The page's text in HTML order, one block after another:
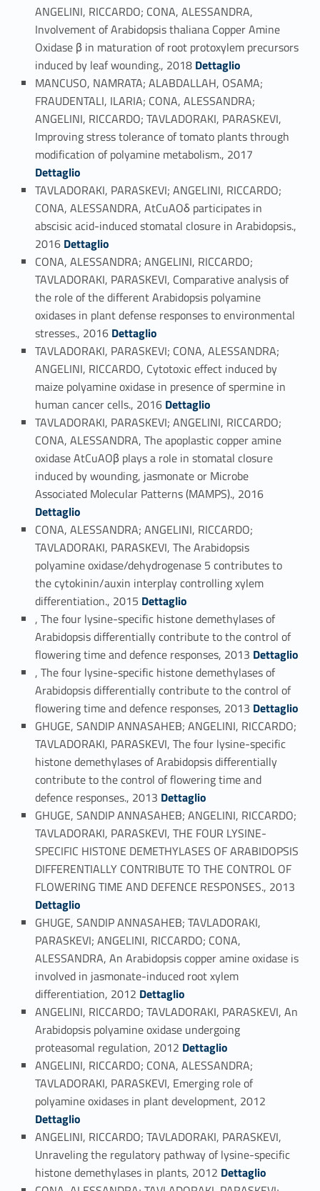
ANGELINI, RICCARDO; CONA, ALESSANDRA,
Involvement of Arabidopsis thaliana Copper Amine
Oxidase β in maturation of root protoxylem precursors
induced by leaf wounding., 2018 Link identifier #identifier_person_170208-86
Dettaglio
MANCUSO, NAMRATA; ALABDALLAH, OSAMA;
FRAUDENTALI, ILARIA; CONA, ALESSANDRA;
ANGELINI, RICCARDO; TAVLADORAKI, PARASKEVI,
Improving stress tolerance of tomato plants through
modification of polyamine metabolism., 2017
Dettaglio
TAVLADORAKI, PARASKEVI; ANGELINI, RICCARDO;
CONA, ALESSANDRA, AtCuAOδ participates in
abscisic acid-induced stomatal closure in Arabidopsis.,
2016 Link identifier #identifier_person_13507-88
Dettaglio
CONA, ALESSANDRA; ANGELINI, RICCARDO;
TAVLADORAKI, PARASKEVI, Comparative analysis of
the role of the different Arabidopsis polyamine
oxidases in plant defense responses to environmental
stresses., 2016 Link identifier #identifier_person_130627-89
Dettaglio
TAVLADORAKI, PARASKEVI; CONA, ALESSANDRA;
ANGELINI, RICCARDO, Cytotoxic effect induced by
maize polyamine oxidase in presence of spermine in
human cancer cells., 2016 Link identifier #identifier_person_38600-90
Dettaglio
TAVLADORAKI, PARASKEVI; ANGELINI, RICCARDO;
CONA, ALESSANDRA, The apoplastic copper amine
oxidase AtCuAOβ plays a role in stomatal closure
induced by wounding, jasmonate or Microbe
Associated Molecular Patterns (MAMPS)., 2016
Dettaglio
CONA, ALESSANDRA; ANGELINI, RICCARDO;
TAVLADORAKI, PARASKEVI, The Arabidopsis
polyamine oxidase/dehydrogenase 5 contributes to
the cytokinin/auxin interplay controlling xylem
differentiation., 2015 Link identifier #identifier_person_94346-92
Dettaglio
, The four lysine-specific histone demethylases of
Arabidopsis differentially contribute to the control of
flowering time and defence responses, 2013 Link identifier #identifier_person_58365-93
Dettaglio
, The four lysine-specific histone demethylases of
Arabidopsis differentially contribute to the control of
flowering time and defence responses, 2013 Link identifier #identifier_person_111900-94
Dettaglio
GHUGE, SANDIP ANNASAHEB; ANGELINI, RICCARDO;
TAVLADORAKI, PARASKEVI, The four lysine-specific
histone demethylases of Arabidopsis differentially
contribute to the control of flowering time and
defence responses., 2013 Link identifier #identifier_person_181179-95
Dettaglio
GHUGE, SANDIP ANNASAHEB; ANGELINI, RICCARDO;
TAVLADORAKI, PARASKEVI, THE FOUR LYSINE-
SPECIFIC HISTONE DEMETHYLASES OF ARABIDOPSIS
DIFFERENTIALLY CONTRIBUTE TO THE CONTROL OF
FLOWERING TIME AND DEFENCE RESPONSES., 2013
Dettaglio
GHUGE, SANDIP ANNASAHEB; TAVLADORAKI,
PARASKEVI; ANGELINI, RICCARDO; CONA,
ALESSANDRA, An Arabidopsis copper amine oxidase is
involved in jasmonate-induced root xylem
differentiation, 2012 Link identifier #identifier_person_46122-97
Dettaglio
ANGELINI, RICCARDO; TAVLADORAKI, PARASKEVI, An
Arabidopsis polyamine oxidase undergoing
proteasomal regulation, 2012 Link identifier #identifier_person_151579-98
Dettaglio
ANGELINI, RICCARDO; CONA, ALESSANDRA;
TAVLADORAKI, PARASKEVI, Emerging role of
polyamine oxidases in plant development, 2012
Dettaglio
ANGELINI, RICCARDO; TAVLADORAKI, PARASKEVI,
Unraveling the regulatory pathway of lysine-specific
histone demethylases in plants, 2012 Link identifier #identifier_person_167628-100
Dettaglio